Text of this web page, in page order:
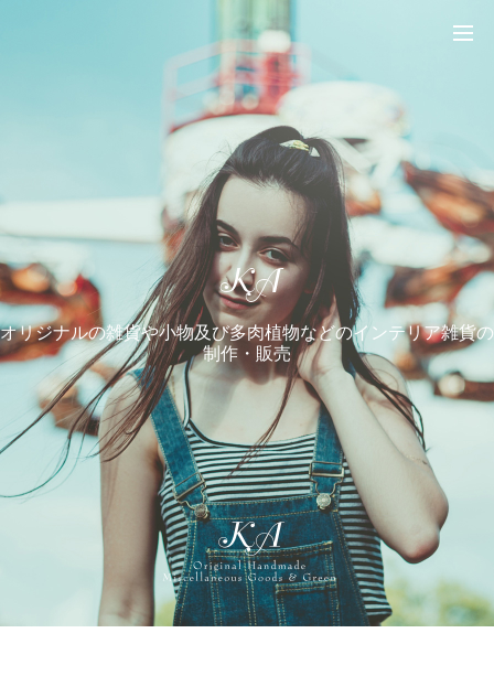
KA
オリジナルの雑貨や小物及び多肉植物などのインテリア雑貨の
制作・販売